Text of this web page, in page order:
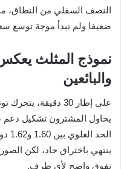
النصف السفلي من النطاق،
ضعيفا ولم تبدأ موجة توسع
نموذج المثلث
والبائعين
على إطار 30
يحاول المشترون تشكيل دعم
ينتهي باختراق حاد، لكن
تفوق واضح لأي طرف.